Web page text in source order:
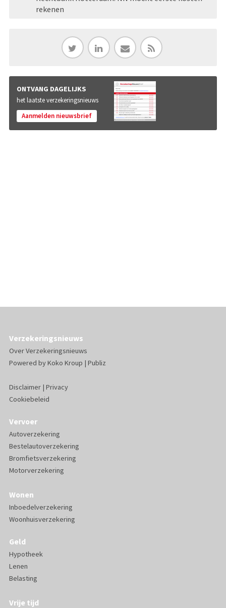
rekenen
ONTVANG DAGELIJKS
het laatste verzekeringsnieuws
Aanmelden nieuwsbrief
Verzekeringsnieuws
Over Verzekeringsnieuws
Powered byKoko Kroup | Publiz
Disclaimer| Privacy
Cookiebeleid
Vervoer
Autoverzekering
Bestelautoverzekering
Bromfietsverzekering
Motorverzekering
Wonen
Inboedelverzekering
Woonhuisverzekering
Geld
Hypotheek
Lenen
Belasting
Vrije tijd